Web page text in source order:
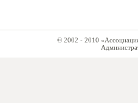
© 2002 - 2010 «Ассоциация